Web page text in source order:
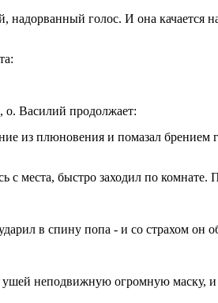
голос. И она качается
о. Василий продолжает:
из плюновения и помазал
места, быстро заходил по комнате.
в спину попа - и со страхом он
неподвижную огромную маску,